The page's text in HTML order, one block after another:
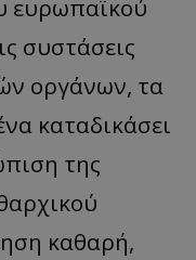
ευρωπαϊκού
συστάσεις
οργάνων, τα
καταδικάσει
της
καθαρή,